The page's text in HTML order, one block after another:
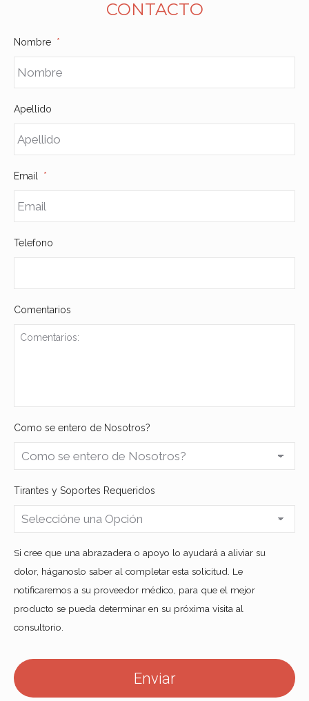
CONTACTO
Nombre *
Apellido
Email *
Telefono
Comentarios
Como se entero de Nosotros?
Tirantes y Soportes Requeridos
Si cree que una abrazadera o apoyo lo ayudará a aliviar su
dolor, háganoslo saber al completar esta solicitud. Le
notificaremos a su proveedor médico, para que el mejor
producto se pueda determinar en su próxima visita al
consultorio.